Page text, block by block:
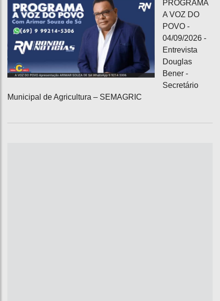
PROGRAMA
A VOZ DO
POVO -
04/09/2026 -
Entrevista
Douglas
Bener -
Secretário
Municipal de Agricultura – SEMAGRIC